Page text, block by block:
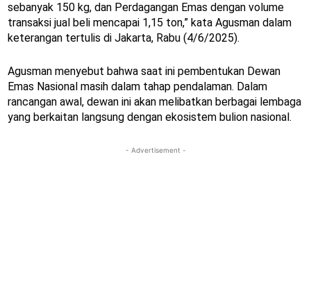
sebanyak 150 kg, dan Perdagangan Emas dengan volume
transaksi jual beli mencapai 1,15 ton,” kata Agusman dalam
keterangan tertulis di Jakarta, Rabu (4/6/2025).
Agusman menyebut bahwa saat ini pembentukan Dewan
Emas Nasional masih dalam tahap pendalaman. Dalam
rancangan awal, dewan ini akan melibatkan berbagai lembaga
yang berkaitan langsung dengan ekosistem bulion nasional.
- Advertisement -